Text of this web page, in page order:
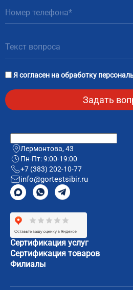
Я согласен наобработку
Сертификация услуг
Сертификация товаров
Филиалы
Лермонтова, 43
Пн-Пт: 9:00-19:00
+7 (383) 202-10-77
info@gortestsibir.ru